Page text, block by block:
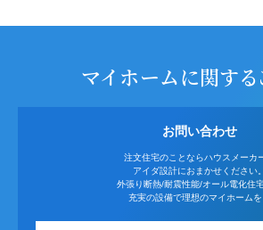
マイホームに関す
お問い合わせ
注文住宅のことならハウスメーカ
アイダ設計におまかせください。
外張り断熱/耐震性能/オール電化住
充実の設備で理想のマイホームを